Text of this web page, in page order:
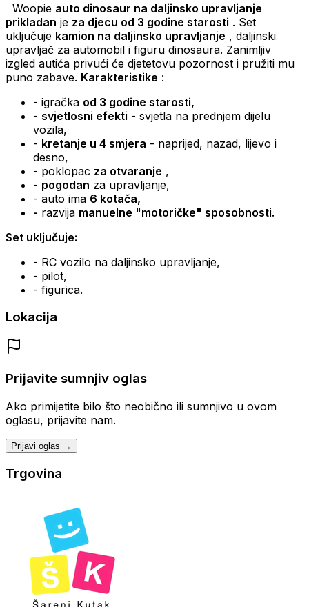
Woopie auto dinosaur na daljinsko upravljanje
prikladan je za djecu od 3 godine starosti . Set
uključuje kamion na daljinsko upravljanje , daljinski
upravljač za automobil i figuru dinosaura. Zanimljiv
izgled autića privući će djetetovu pozornost i pružiti mu
puno zabave. Karakteristike :
- igračka od 3 godine starosti,
- svjetlosni efekti - svjetla na prednjem dijelu
vozila,
- kretanje u 4 smjera - naprijed, nazad, lijevo i
desno,
- poklopac za otvaranje ,
- pogodan za upravljanje,
- auto ima 6 kotača,
- razvija manuelne "motoričke" sposobnosti.
Set uključuje:
- RC vozilo na daljinsko upravljanje,
- pilot,
- figurica.
Lokacija
Prijavite sumnjiv oglas
Ako primijetite bilo što neobično ili sumnjivo u ovom
oglasu, prijavite nam.
Prijavi oglas →
Trgovina